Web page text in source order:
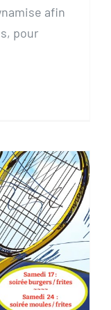
afin
pour